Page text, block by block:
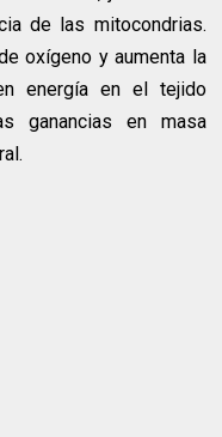
de las mitocondrias.
oxígeno y aumenta la
energía en el tejido
ganancias en masa